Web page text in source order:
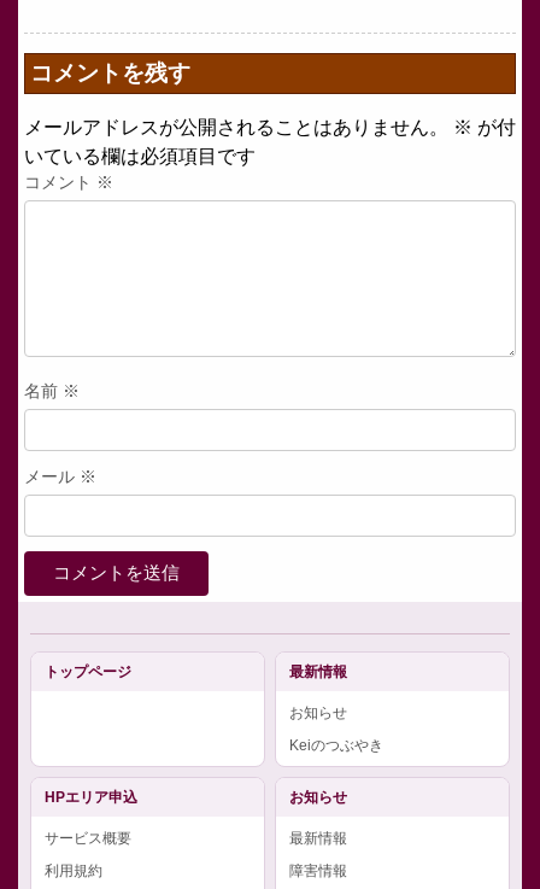
コメントを残す
メールアドレスが公開されることはありません。 ※ が付
いている欄は必須項目です
コメント ※
名前 ※
メール ※
トップページ 最新情報
お知らせ
Keiのつぶやき
HPエリア申込
サービス概要
利用規約
お知らせ
最新情報
障害情報